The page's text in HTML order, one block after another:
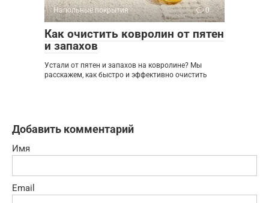
Напольные покрытия 0
Как очистить ковролин от пятен
и запахов
Устали от пятен и запахов на ковролине? Мы
расскажем, как быстро и эффективно очистить
Добавить комментарий
Имя
Email